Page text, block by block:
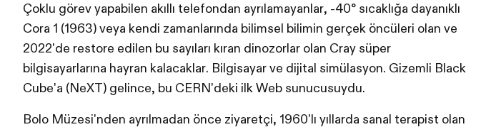
Çoklu görev yapabilen akıllı telefondan ayrılamayanlar, -40° sıcaklığa dayanıklı
Cora 1 (1963) veya kendi zamanlarında bilimsel bilimin gerçek öncüleri olan ve
2022'de restore edilen bu sayıları kıran dinozorlar olan Cray süper
bilgisayarlarına hayran kalacaklar. Bilgisayar ve dijital simülasyon. Gizemli Black
Cube'a (NeXT) gelince, bu CERN'deki ilk Web sunucusuydu.
Bolo Müzesi'nden ayrılmadan önce ziyaretçi, 1960'lı yıllarda sanal terapist olan